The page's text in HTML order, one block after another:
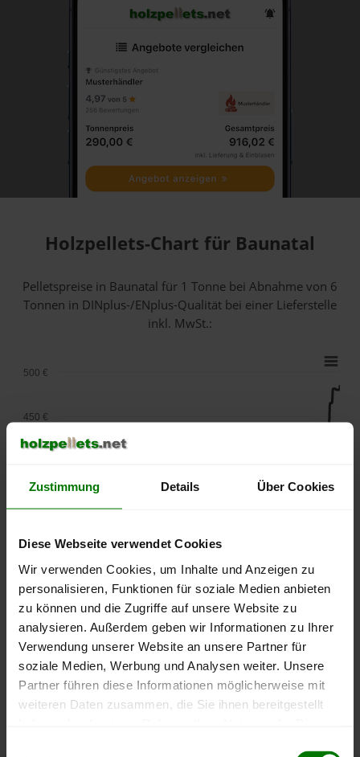
Zustimmung Details Über Cookies
Diese Webseite verwendet Cookies
Wir verwenden Cookies, um Inhalte und Anzeigen zu
personalisieren, Funktionen für soziale Medien anbieten
zu können und die Zugriffe auf unsere Website zu
analysieren. Außerdem geben wir Informationen zu Ihrer
Verwendung unserer Website an unsere Partner für
soziale Medien, Werbung und Analysen weiter. Unsere
Partner führen diese Informationen möglicherweise mit
weiteren Daten zusammen, die Sie ihnen bereitgestellt
Holzpellets-Chart für Baunatal
Pelletspreise in Baunatal für 1 Tonne bei Abnahmevon 6
Tonnen in DINplus-/ENplus-Qualität bei einer Lieferstelle
inkl. MwSt.:
lose Ware Sackware
September
Januar
Mai
250 €
300 €
350 €
450 €
500 €
Die aktuelle Preisentwicklung für Holzpellets in Deutschland
können Sie jederzeit auf unsererPelletspreise-Seite
nachvollziehen.